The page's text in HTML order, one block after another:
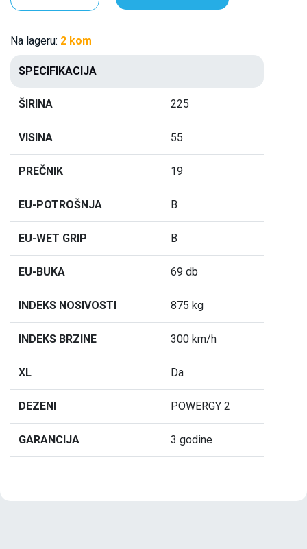
Na lageru: 2 kom
SPECIFIKACIJA
ŠIRINA 225
VISINA 55
PREČNIK 19
EU-POTROŠNJA B
EU-WET GRIP B
EU-BUKA 69 db
INDEKS NOSIVOSTI 875 kg
INDEKS BRZINE 300 km/h
XL Da
DEZENI POWERGY 2
GARANCIJA 3 godine